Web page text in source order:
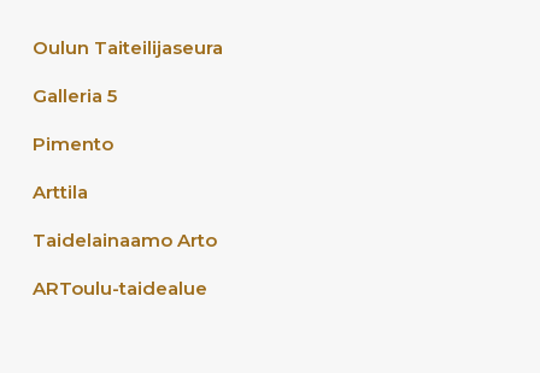
Oulun Taiteilijaseura
Galleria 5
Pimento
Arttila
Taidelainaamo Arto
ARToulu-taidealue